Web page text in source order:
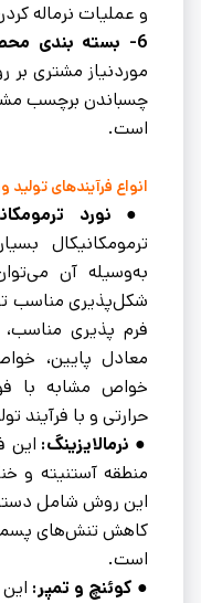
و عملیات نرماله
6- بسته بندی محصول:
موردنیاز مشتری بر
چسباندن برچسب
است.
انواع فرآیندهای
● نورد
ترمومکانیکال
به‌وسیله آن
شکل‌پذیری مناسب
فرم پذیری
معادل پایین،
خواص مشابه با
حرارتی و با فرآیند
● نرمالایزینگ: این
منطقه آستنیته و
این روش شامل
است.
● کوئنچ و تمپر: